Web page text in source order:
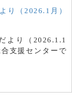
り（2026.1月）
より（2026.1.1
支援センターで